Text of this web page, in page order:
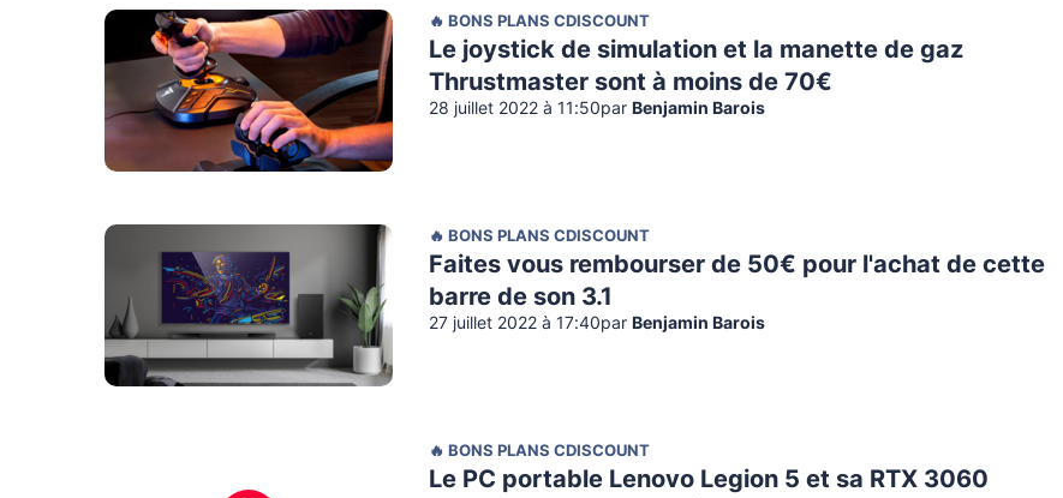
🔥 BONS PLANS CDISCOUNT
Le joystick de simulation et la manette de gaz
Thrustmaster sont à moins de 70€
28 juillet 2022 à 11:50par Benjamin Barois
🔥 BONS PLANS CDISCOUNT
Faites vous rembourser de 50€ pour l'achat de cette
barre de son 3.1
27 juillet 2022 à 17:40par Benjamin Barois
🔥 BONS PLANS CDISCOUNT
Le PC portable Lenovo Legion 5 et sa RTX 3060